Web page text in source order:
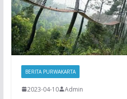
BERITA PURWAKARTA
2023-04-10 Admin